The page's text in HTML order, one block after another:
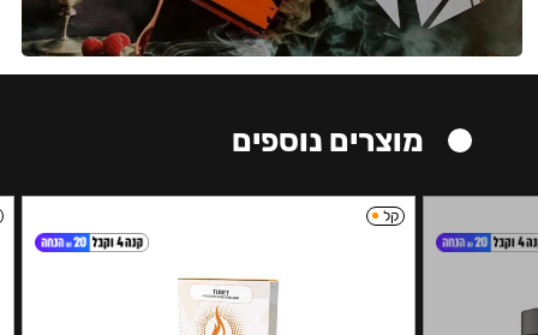
מוצרים נוספים
קל